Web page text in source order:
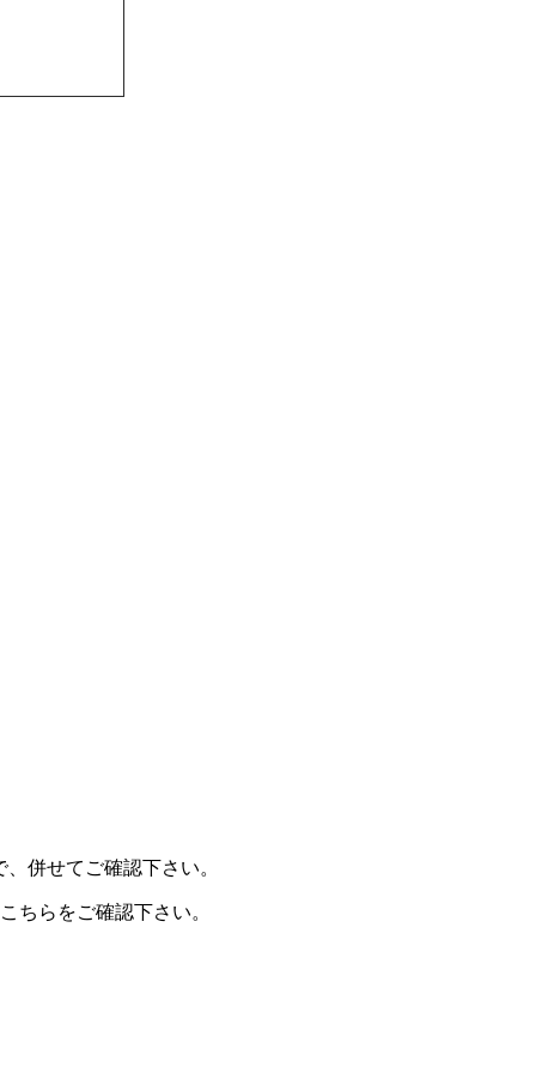
併せてご確認下さい。
ちらをご確認下さい。